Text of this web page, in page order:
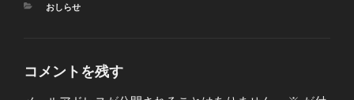
カ
おしらせ
コメントを残す